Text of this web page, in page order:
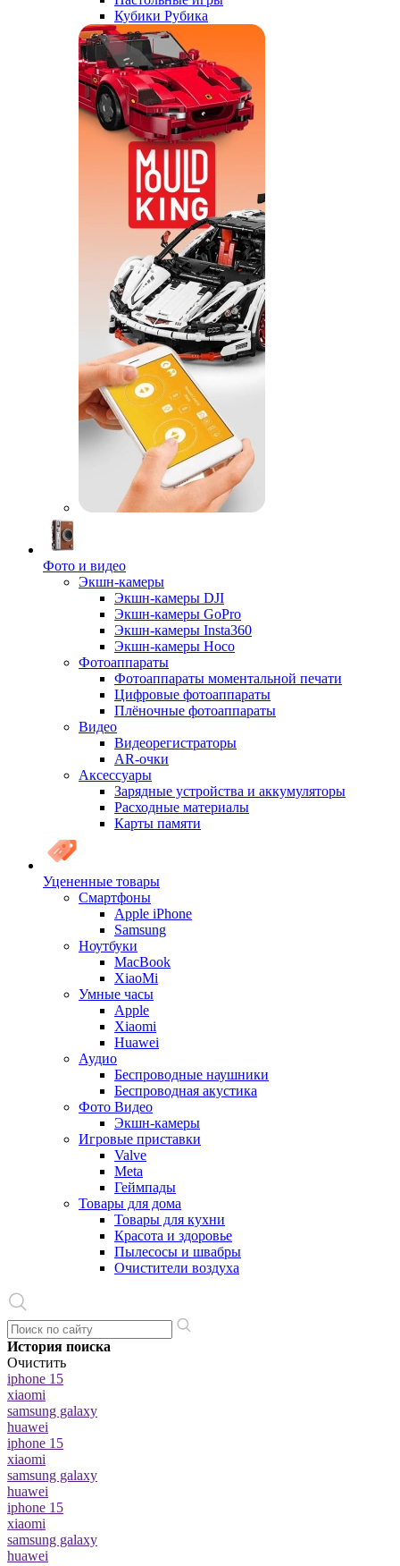
Кубики Рубика
Фото и видео
Экшн-камеры
Экшн-камеры DJI
Экшн-камеры GoPro
Экшн-камеры Insta360
Экшн-камеры Hoco
Фотоаппараты
Фотоаппараты моментальной печати
Цифровые фотоаппараты
Плёночные фотоаппараты
Видео
Видеорегистраторы
AR-очки
Аксессуары
Зарядные устройства и аккумуляторы
Расходные материалы
Карты памяти
Уцененные товары
Cмартфоны
Apple iPhone
Samsung
Ноутбуки
MacBook
XiaoMi
Умные часы
Apple
Xiaomi
Huawei
Аудио
Беспроводные наушники
Беспроводная акустика
Фото Видео
Экшн-камеры
Игровые приставки
Valve
Meta
Геймпады
Товары для дома
Товары для кухни
Красота и здоровье
Пылесосы и швабры
Очистители воздуха
История поиска
Очистить
iphone 15
xiaomi
samsung galaxy
huawei
iphone 15
xiaomi
samsung galaxy
huawei
iphone 15
xiaomi
samsung galaxy
huawei